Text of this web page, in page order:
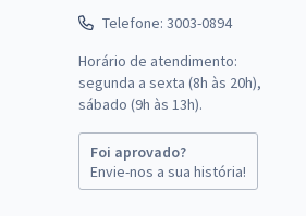
Telefone: 3003-0894
Horário de atendimento:
segunda a sexta (8h às 20h),
sábado (9h às 13h).
Foi aprovado?
Envie-nos a sua história!